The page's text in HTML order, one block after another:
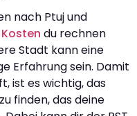
nach Ptuj und
Kosten du rechnen
Stadt kann eine
Erfahrung sein. Damit
ist es wichtig, das
finden, das deine